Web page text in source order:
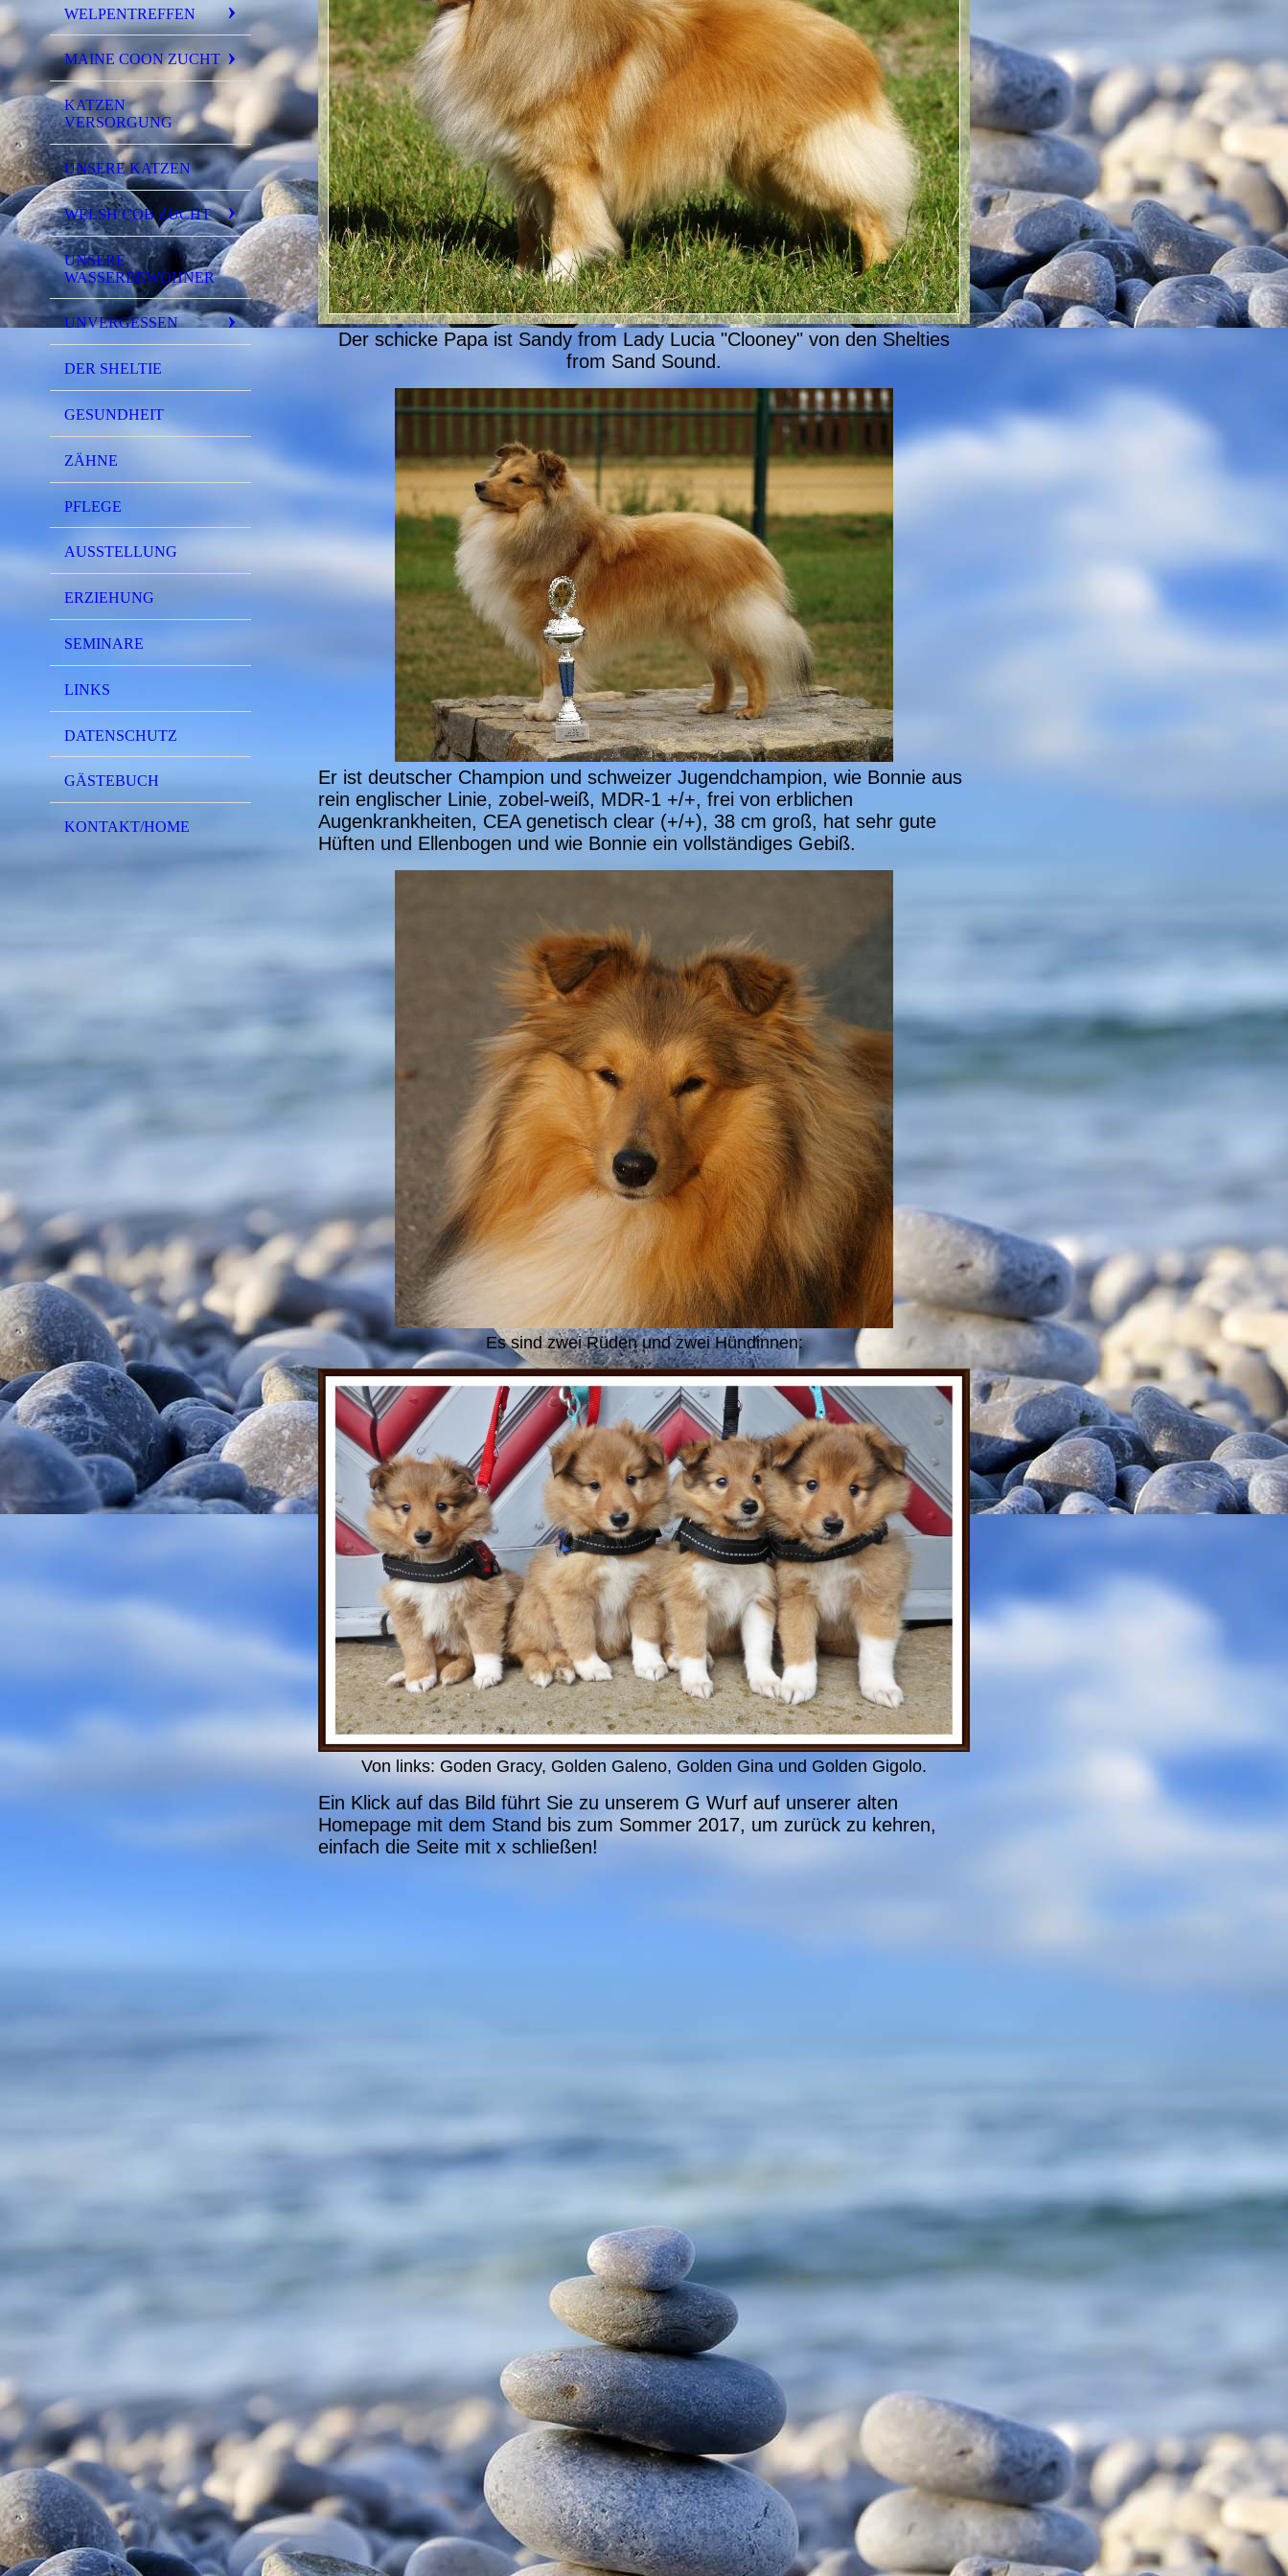
WELPENTREFFEN
MAINE COON ZUCHT
KATZEN
VERSORGUNG
UNSERE KATZEN
WELSH COB ZUCHT
UNSERE
WASSERBEWOHNER
UNVERGESSEN
DER SHELTIE
GESUNDHEIT
ZÄHNE
PFLEGE
AUSSTELLUNG
ERZIEHUNG
SEMINARE
LINKS
DATENSCHUTZ
GÄSTEBUCH
KONTAKT/HOME
Der schicke Papa ist Sandy from Lady Lucia "Clooney" von den Shelties
from Sand Sound.
Er ist deutscher Champion und schweizer Jugendchampion, wie Bonnie aus
rein englischer Linie, zobel-weiß, MDR-1 +/+, frei von erblichen
Augenkrankheiten, CEA genetisch clear (+/+), 38 cm groß, hat sehr gute
Hüften und Ellenbogen und wie Bonnie ein vollständiges Gebiß.
Es sind zwei Rüden und zwei Hündinnen:
Von links: Goden Gracy, Golden Galeno, Golden Gina und Golden Gigolo.
Ein Klick auf das Bild führt Sie zu unserem G Wurf auf unserer alten
Homepage mit dem Stand bis zum Sommer 2017, um zurück zu kehren,
einfach die Seite mit x schließen!